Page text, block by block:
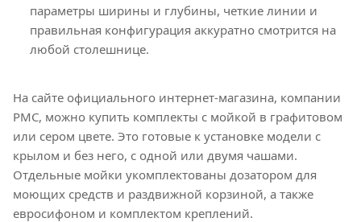
параметры ширины и глубины, четкие линии и
правильная конфигурация аккуратно смотрится на
любой столешнице.
На сайте официального интернет-магазина, компании
РМС, можно купить комплекты с мойкой в графитовом
или сером цвете. Это готовые к установке модели с
крылом и без него, с одной или двумя чашами.
Отдельные мойки укомплектованы дозатором для
моющих средств и раздвижной корзиной, а также
евросифоном и комплектом креплений.